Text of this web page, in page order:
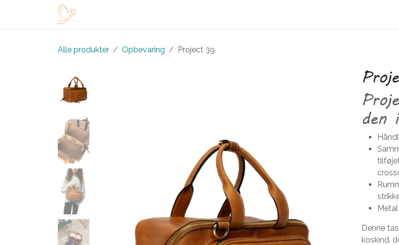
Alle produkter Opbevaring Project 39
den
Denne
koskind,